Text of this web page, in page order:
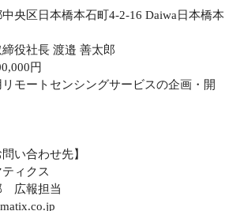
央区日本橋本石町4-2-16 Daiwa日本橋本
役社長 渡邉 善太郎
円
モートセンシングサービスの企画・開
い合わせ先】
ィクス
広報担当